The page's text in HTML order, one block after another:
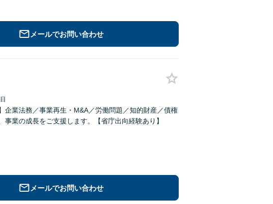
メールでお問い合わせ
企業法務／事業再生・M&A／労働問題／知的財産／債権
業の成長をご支援します。【省庁出向経験あり】
メールでお問い合わせ